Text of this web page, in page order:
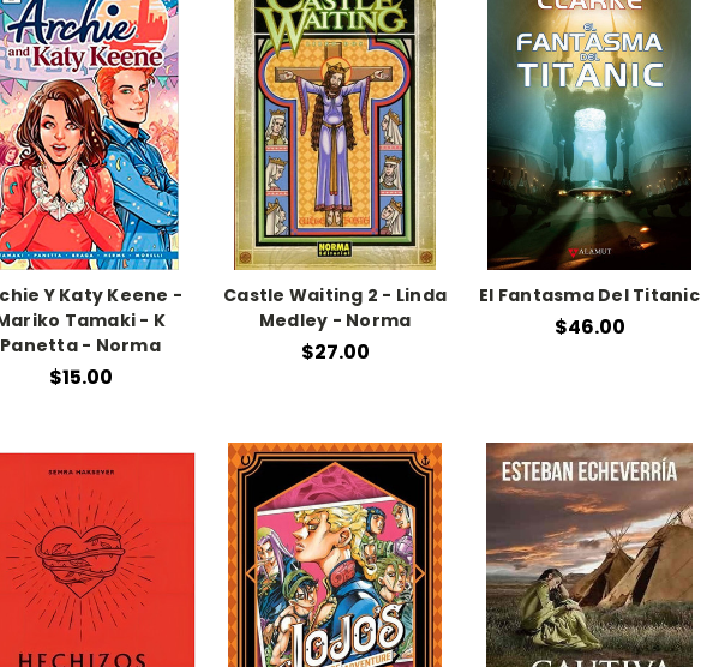
Y Katy Keene -
Tamaki - K
Panetta - Norma
$15.00
Castle Waiting 2 - Linda
Medley - Norma
$27.00
El Fantasma Del Titanic
$46.00